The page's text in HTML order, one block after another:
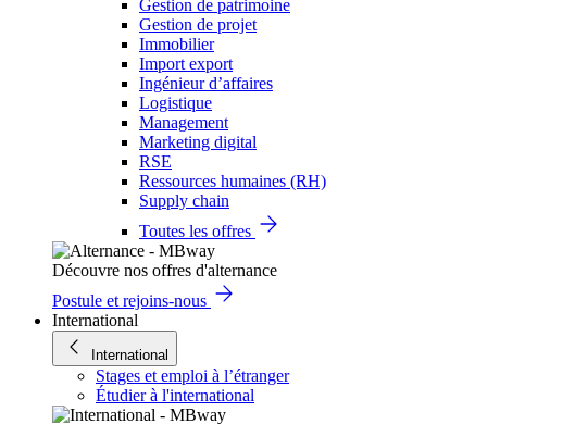
Gestion de patrimoine
Gestion de projet
Immobilier
Import export
Ingénieur d’affaires
Logistique
Management
Marketing digital
RSE
Ressources humaines (RH)
Supply chain
Toutes les offres
Découvre nos offres d'alternance
Postule et rejoins-nous
International
International
Stages et emploi à l’étranger
Étudier à l'international